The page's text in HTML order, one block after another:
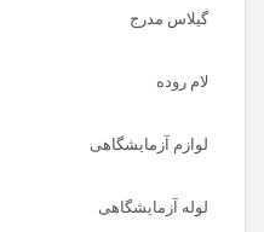
گیلاس مدرج
لام روده
لوازم آزمایشگاهی
لوله آزمایشگاهی